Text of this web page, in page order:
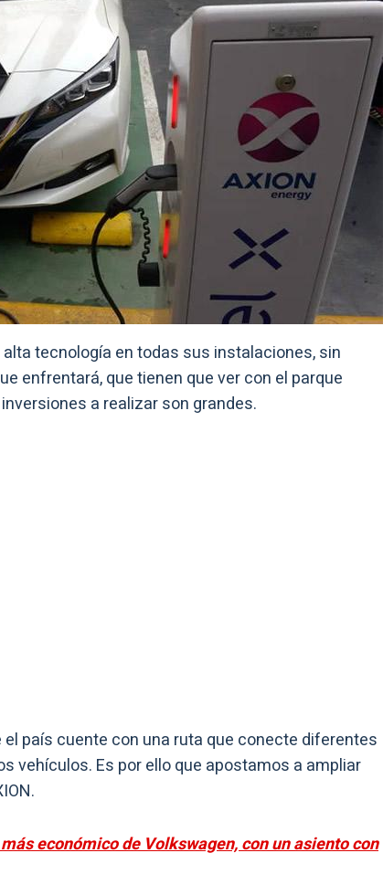
tecnología en todas sus instalaciones, sin
enfrentará, que tienen que ver con el parque
a realizar son grandes.
país cuente con una ruta que conecte diferentes
vehículos. Es por ello que apostamos a ampliar
económico de Volkswagen, con un asiento con